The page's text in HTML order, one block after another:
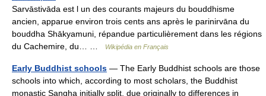
Sarvāstivāda est l un des courants majeurs du bouddhisme
ancien, apparue environ trois cents ans après le parinirvāna du
bouddha Shākyamuni, répandue particulièrement dans les régions
du Cachemire, du… …
Wikipédia en Français
Early Buddhist schools — The Early Buddhist schools are those
schools into which, according to most scholars, the Buddhist
monastic Sangha initially split, due originally to differences in